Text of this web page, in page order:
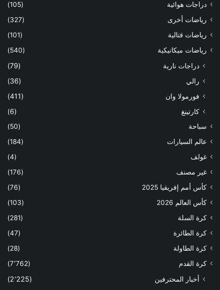
دراجات هوائية
(105)
رياضات أخرى
(327)
رياضات قتالية
(101)
رياضات ميكانيكية
(540)
دراجات نارية
(79)
رالي
(36)
فورمولا وان
(411)
كارتينغ
(6)
سباحة
(50)
عالم السيارات
(184)
غولف
(4)
غير مصنف
(176)
كأس أمم إفريقيا 2025
(76)
كأس العالم 2026
(103)
كرة السلة
(281)
كرة الطائرة
(47)
كرة الطاولة
(28)
كرة القدم
(7٬762)
أخبار المحترفين
(2٬225)